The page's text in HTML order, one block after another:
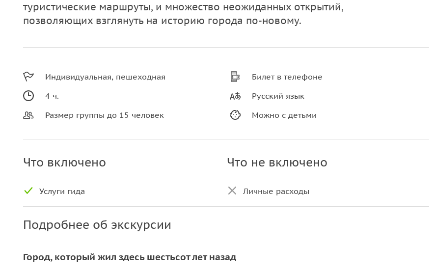
туристические маршруты, и множество неожиданных открытий,
позволяющих взглянуть на историю города по-новому.
Индивидуальная, пешеходная
4 ч.
Размер группы до 15 человек
Билет в телефоне
Русский язык
Можно с детьми
Что включено
Услуги гида
Что не включено
Личные расходы
Подробнее об экскурсии
Город, который жил здесь шестьсот лет назад